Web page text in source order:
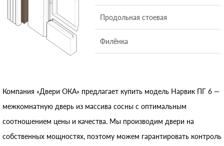
Продольная стоевая
Филёнка
Компания «Двери ОКА» предлагает купить модель Нарвик ПГ 6 —
межкомнатную дверь из массива сосны с оптимальным
соотношением цены и качества. Мы производим двери на
собственных мощностях, поэтому можем гарантировать контроль